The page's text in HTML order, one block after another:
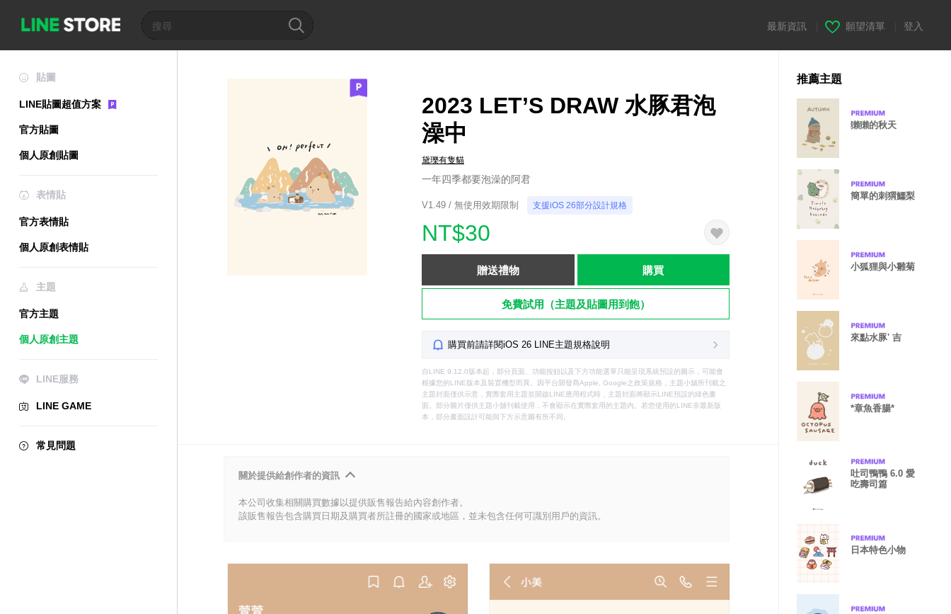
最新資訊 願望清單 登入
貼圖
LINE貼圖超值方案
官方貼圖
個人原創貼圖
表情貼
官方表情貼
個人原創表情貼
主題
官方主題
個人原創主題
LINE服務
LINE GAME
常見問題
2023 LET’S DRAW 水豚君泡
澡中
黛瓅有隻貓
一年四季都要泡澡的阿君
V1.49 / 無使用效期限制 支援iOS 26部分設計規格
NT$30
贈送禮物 購買
免費試用（主題及貼圖用到飽）
購買前請詳閱iOS 26 LINE主題規格說明
自LINE 9.12.0版本起，部分頁面、功能按鈕以及下方功能選單只能呈現系統預設的圖示，可能會
根據您的LINE版本及裝置機型而異。因平台開發商Apple, Google之政策規格，主題小舖所刊載之
主題封面僅供示意，實際套用主題並開啟LINE應用程式時，主題封面將顯示LINE預設的綠色畫
面。部分圖片僅供主題小舖刊載使用，不會顯示在實際套用的主題內。若您使用的LINE非最新版
本，部分畫面設計可能與下方示意圖有所不同。
關於提供給創作者的資訊
本公司收集相關購買數據以提供販售報告給內容創作者。
該販售報告包含購買日期及購買者所註冊的國家或地區，並未包含任何可識別用戶的資訊。
推薦主題
獺獺的秋天
簡單的刺猬鱷梨
小狐狸與小雛菊
來點水豚' 吉
*章魚香腸*
吐司鴨鴨 6.0 愛
吃壽司篇
日本特色小物